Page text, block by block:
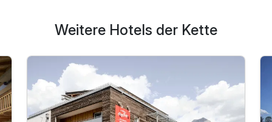
Weitere Hotels der Kette